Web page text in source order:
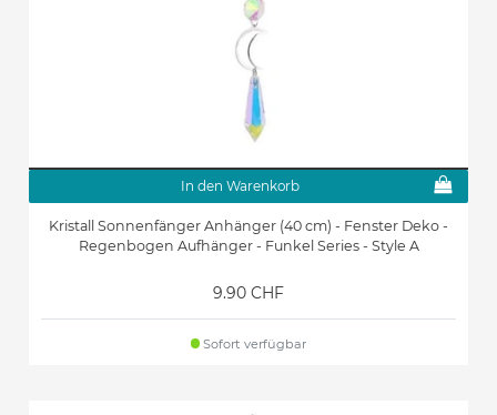
In den Warenkorb
Kristall Sonnenfänger Anhänger (40 cm) - Fenster Deko -
Regenbogen Aufhänger - Funkel Series - Style A
9.90 CHF
Sofort verfügbar